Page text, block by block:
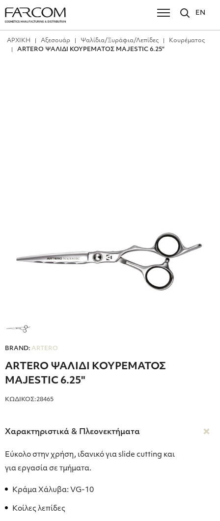
EN
ΑΡΧΙΚΗ Αξεσουάρ Ψαλίδια/Ξυράφια/Λεπίδες
Κουρέματος
ARTERO ΨΑΛΙΔΙ ΚΟΥΡΕΜΑΤΟΣ MAJESTIC 6.25"
BRAND: ARTERO
ARTERO ΨΑΛΙΔΙ ΚΟΥΡΕΜΑΤΟΣ
MAJESTIC 6.25"
ΚΩΔΙΚΟΣ:28465
Χαρακτηριστικά & Πλεονεκτήματα
Εύκολο στην χρήση, ιδανικό για slide cutting και
για εργασία σε τμήματα.
Κράμα Χάλυβα: VG-10
Κοίλες λεπίδες